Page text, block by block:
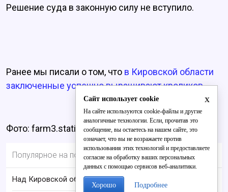
Решение суда в законную силу не вступило.
Ранее мы писали о том, что в Кировской области
заключенные успешно выращивают кроликов.
Фото: farm3.static.flickr.com
Популярное на портале
Над Кировской областью сбили БПЛА
x
Сайт использует cookie
На сайте используются cookie-файлы и другие
аналогичные технологии. Если, прочитав это
сообщение, вы остаетесь на нашем сайте, это
означает, что вы не возражаете против
использования этих технологий и предоставляете
согласие на обработку ваших персональных
данных с помощью сервисов веб-аналитики.
Хорошо Подробнее